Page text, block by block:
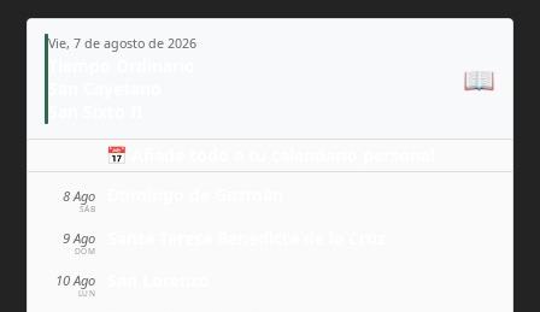
Vie, 7 de agosto de 2026
📖
📅 Añade todo a tu calendario personal
8 Ago
SÁB
9 Ago
DOM
10 Ago
LUN